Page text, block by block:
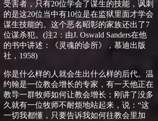
受害者，只有20位学会了谋生的技能，讽刺
的是这20位当中有10位是在监狱里面才学会
谋生技能的。这个恶名昭彰的家族还出了7
位谋杀犯。 (注2 ：由J. Oswald Sanders在他
的书中讲述：《灵魂的诊所》，慕迪出版
社， 1958)
你是什么样的人就会生出什么样的后代。温
约翰是一位教会增长的专家，有一天他正在
教导一群牧师如何让教会增长；刚讲了没多
久就有一位牧师不耐烦地站起来，说：“这
一切我都懂，只要告诉我如何往教会里加